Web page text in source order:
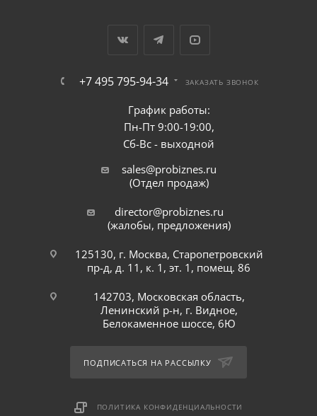
+7 495 795-94-34 ЗАКАЗАТЬ ЗВОНОК
График работы:
Пн-Пт 9:00-19:00,
Сб-Вс - выходной
sales@probiznes.ru
(Отдел продаж)
director@probiznes.ru
(жалобы, предложения)
125130, г. Москва, Старопетровский
пр-д, д. 11, к. 1, эт. 1, помещ. 86
142703, Московская область,
Ленинский р-н, г. Видное,
Белокаменное шоссе, 6Ю
ПОДПИСАТЬСЯ НА РАССЫЛКУ
ПОЛИТИКА КОНФИДЕНЦИАЛЬНОСТИ